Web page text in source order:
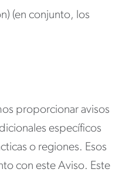
(en conjunto, los
proporcionar avisos
específicos
o regiones. Esos
con este Aviso. Este